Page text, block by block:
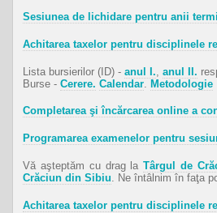
Sesiunea de lichidare pentru anii
Achitarea taxelor pentru disciplinele
Lista bursierilor (ID) - anul I. anul II.
Burse - Cerere. Calendar Metodologie
Completarea şi încărcarea online a
Programarea examenelor pentru
Vă aşteptăm cu drag laTârgul de
Crăciun din Sibiu. Ne întâlnim în faţa
Achitarea taxelor pentru disciplinele